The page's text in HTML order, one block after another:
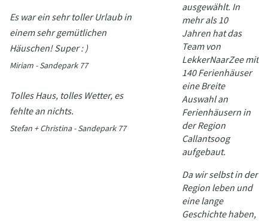
Es war ein sehr toller Urlaub in
einem sehr gemütlichen
Häuschen! Super : )
Miriam - Sandepark 77
Tolles Haus, tolles Wetter, es
fehlte an nichts.
Stefan + Christina - Sandepark 77
ausgewählt. In
mehr als 10
Jahren hat das
Team von
LekkerNaarZee mit
140 Ferienhäuser
eine Breite
Auswahl an
Ferienhäusern in
der Region
Callantsoog
aufgebaut.
Da wir selbst in der
Region leben und
eine lange
Geschichte haben,